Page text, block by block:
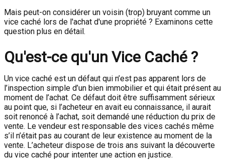
Mais peut-on considérer un voisin (trop) bruyant comme un
vice caché lors de l'achat d'une propriété ? Examinons cette
question plus en détail.
Qu'est-ce qu'un Vice Caché ?
Un vice caché est un défaut qui n’est pas apparent lors de
l’inspection simple d’un bien immobilier et qui était présent au
moment de l’achat. Ce défaut doit être suffisamment sérieux
au point que, si l’acheteur en avait eu connaissance, il aurait
soit renoncé à l’achat, soit demandé une réduction du prix de
vente. Le vendeur est responsable des vices cachés même
s’il n’était pas au courant de leur existence au moment de la
vente. L’acheteur dispose de trois ans suivant la découverte
du vice caché pour intenter une action en justice.